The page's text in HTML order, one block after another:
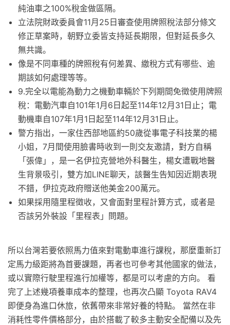
純油車之100%稅金做區隔。
立法院財政委員會11月25日審查使用牌照稅法部分條文
修正草案時，朝野立委皆支持延長期限，但對延長多久
無共識。
像是不同車種的牌照稅有何差異、繳稅方式有哪些、逾
期該如何處理等等。
9.完全以電能為動力之機動車輛於下列期間免徵使用牌照
稅：電動汽車自101年1月6日起至114年12月31日止；電
動機車自107年1月1日起至114年12月31日止。
警方指出，一家住西部地區約50歲從事電子科技業的楊
小姐，7月間使用臉書時收到一則交友邀請，對方自稱
「張偉」，是一名伊拉克營地外科醫生，楊女遭戰地醫
生背景吸引，雙方加LINE聊天，該醫生告知因近期表現
不錯，伊拉克政府贈送他美金200萬元。
如果採用隨里程徵收，又會面對里程計算方式，或者是
否該另外裝設「里程表」問題。
所以台灣若要依照馬力值來對電動車進行課稅，那麼重新訂
定馬力級距將為首要課題，再者也可參考其他國家的做法，
或以實際行駛里程進行加權等，都是可以考慮的方向。 看
完了上述幾項養車成本的整理，也再次凸顯 Toyota RAV4
即便身為進口休旅，依舊帶來非常好養的特點。 當然在非
消耗性零件價格部分，由於搭載了較多主動安全配備以及先